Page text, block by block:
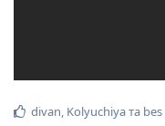
divan, Kolyuchiyaта bes